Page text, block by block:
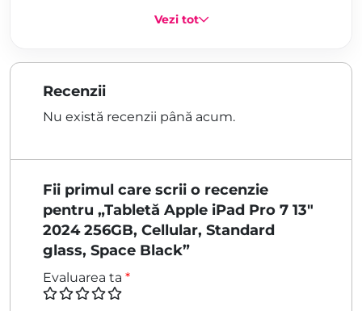
Vezi tot
Recenzii
Nu există recenzii până acum.
Fii primul care scrii o recenzie
pentru „Tabletă Apple iPad Pro 7 13″
2024 256GB, Cellular, Standard
glass, Space Black”
Evaluarea ta *